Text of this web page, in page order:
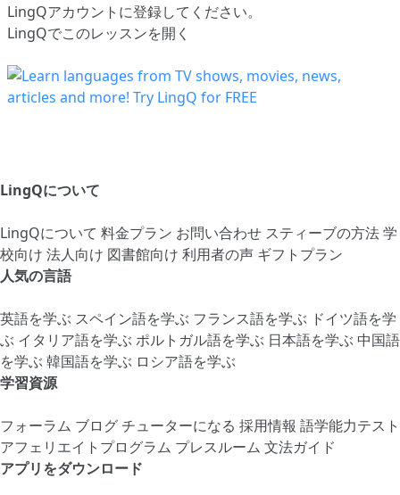
LingQアカウントに登録してください。
LingQでこのレッスンを開く
LingQについて
LingQについて 料金プラン お問い合わせ スティーブの方法学
校向け 法人向け 図書館向け 利用者の声 ギフトプラン
人気の言語
英語を学ぶ スペイン語を学ぶ フランス語を学ぶ ドイツ語を学
ぶ イタリア語を学ぶ ポルトガル語を学ぶ 日本語を学ぶ 中国語
を学ぶ 韓国語を学ぶ ロシア語を学ぶ
学習資源
フォーラム ブログチューターになる 採用情報 語学能力テスト
アフェリエイトプログラム プレスルーム 文法ガイド
アプリをダウンロード